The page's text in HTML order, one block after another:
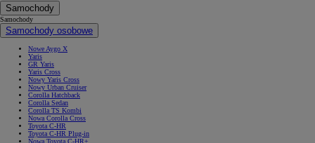
Samochody
Samochody
Samochody osobowe
Nowe Aygo X
Yaris
GR Yaris
Yaris Cross
Nowy Yaris Cross
Nowy Urban Cruiser
Corolla Hatchback
Corolla Sedan
Corolla TS Kombi
Nowa Corolla Cross
Toyota C-HR
Toyota C-HR Plug-in